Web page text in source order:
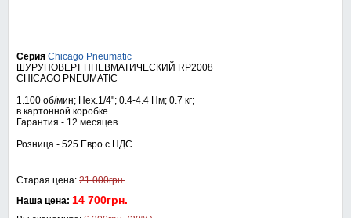
Серия Chicago Pneumatic
ШУРУПОВЕРТ ПНЕВМАТИЧЕСКИЙ RP2008
CHICAGO PNEUMATIC
1.100 об/мин; Hex.1/4"; 0.4-4.4 Нм; 0.7 кг;
в картонной коробке.
Гарантия - 12 месяцев.
Розница - 525 Евро с НДС
Старая цена: 21 000грн.
Наша цена: 14 700грн.